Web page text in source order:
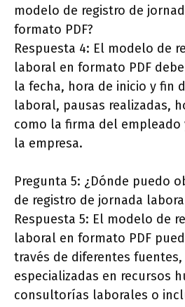
modelo de registro de
formato PDF?
Respuesta 4: El modelo de
laboral en formato PDF
la fecha, hora de inicio y fin
laboral, pausas realizadas,
como la firma del empleado
la empresa.
Pregunta 5: ¿Dónde puedo
de registro de jornada
Respuesta 5: El modelo de
laboral en formato PDF
través de diferentes
especializadas en recursos
consultorías laborales o